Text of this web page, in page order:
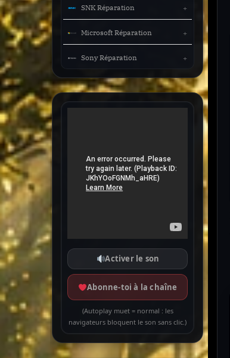
SNK Réparation
Microsoft Réparation
Sony Réparation
Activer le son
Abonne-toi à la chaîne
(Autoplay muet = normal : les
navigateurs bloquent le son sans clic.)